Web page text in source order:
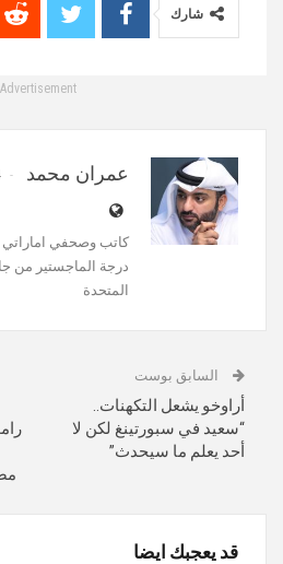
شارك
Advertisement
عمران محمد
كاتب وصحفي
درجة الماجستير من
المتحدة
السابق بوست
أراوخو يشعل التكهنات..
“سعيد في سبورتينغ لكن لا
أحد يعلم ما سيحدث”
قد يعجبك ايضا